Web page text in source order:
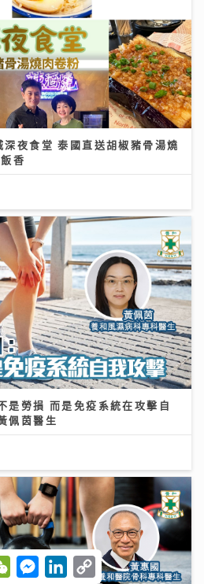
深夜食堂 泰國直送胡椒豬骨湯燒
香
是勞損 而是免疫系統在攻擊自
佩茵醫生
W
e
M
e
L
C
o